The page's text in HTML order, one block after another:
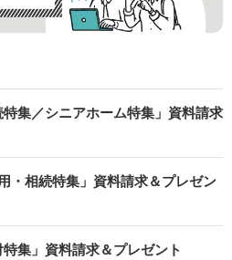
集／シニアホーム特集」資料請求
・相続特集」資料請求＆プレゼン
集」資料請求＆プレゼント